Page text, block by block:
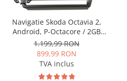
Navigatie Skoda Octavia 2,
Android, P-Octacore / 2GB
RAM + 32GB ROM, 10.1 Inch -
AD-BGP10002+AD-BGRKIT048
1.199,99 RON
899,99 RON
TVA inclus